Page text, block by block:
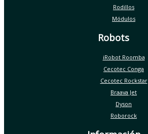
Rodillos
Módulos
Robots
iRobot Roomba
Cecotec Conga
Cecotec Rockstar
Braava Jet
Dyson
Roborock